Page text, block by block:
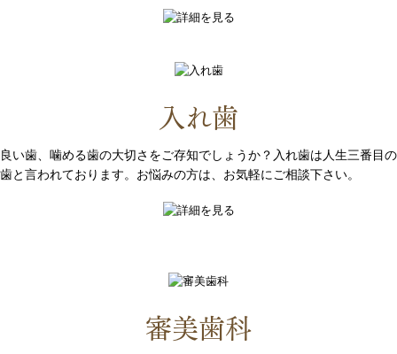
入れ歯
良い歯、噛める歯の大切さをご存知でしょうか？入れ歯は人生三番目の
歯と言われております。お悩みの方は、お気軽にご相談下さい。
審美歯科